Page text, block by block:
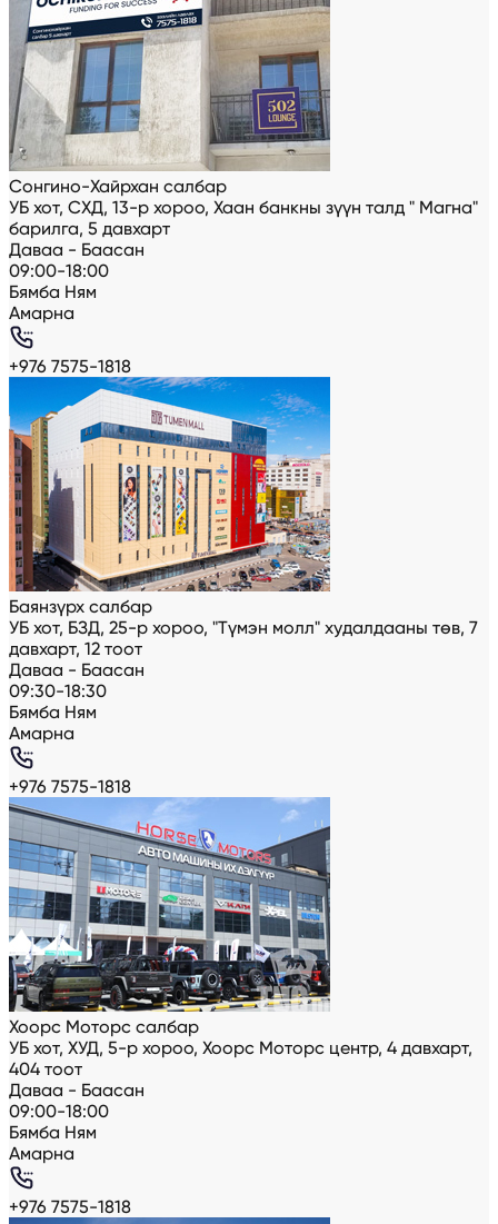
Сонгино-Хайрхан салбар
УБ хот, СХД, 13-р хороо, Хаан банкны зүүн талд " Магна"
барилга, 5 давхарт
Даваа - Баасан
09:00-18:00
Бямба Ням
Амарна
+976 7575-1818
Баянзүрх салбар
УБ хот, БЗД, 25-р хороо, "Түмэн молл" худалдааны төв, 7
давхарт, 12 тоот
Даваа - Баасан
09:30-18:30
Бямба Ням
Амарна
+976 7575-1818
Хоорс Моторс салбар
УБ хот, ХУД, 5-р хороо, Хоорс Моторс центр, 4 давхарт,
404 тоот
Даваа - Баасан
09:00-18:00
Бямба Ням
Амарна
+976 7575-1818